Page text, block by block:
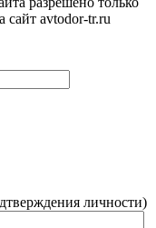
avtodor-tr.ru
личности)